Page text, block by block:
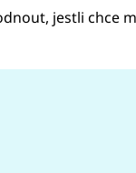
jestli chce